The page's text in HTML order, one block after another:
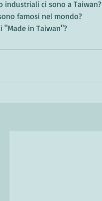
ci sono a Taiwan?
famosi nel mondo?
in Taiwan"?